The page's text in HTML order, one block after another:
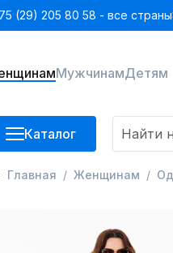
(29) 205 80 58 - все страны
МужчинамДетям
Каталог
Главная Женщинам